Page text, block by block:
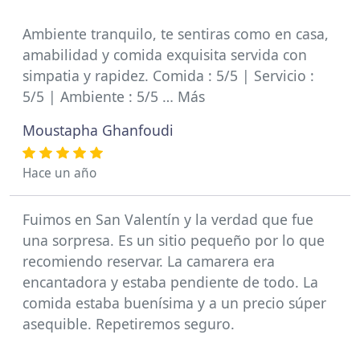
Ambiente tranquilo, te sentiras como en casa,
amabilidad y comida exquisita servida con
simpatia y rapidez. Comida : 5/5 | Servicio :
5/5 | Ambiente : 5/5 … Más
Moustapha Ghanfoudi
Hace un año
Fuimos en San Valentín y la verdad que fue
una sorpresa. Es un sitio pequeño por lo que
recomiendo reservar. La camarera era
encantadora y estaba pendiente de todo. La
comida estaba buenísima y a un precio súper
asequible. Repetiremos seguro.